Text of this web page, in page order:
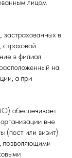
лицом
застрахованных в
в филиал
на
а при
обеспечивает
вне
(пост или визит)
позволяющими